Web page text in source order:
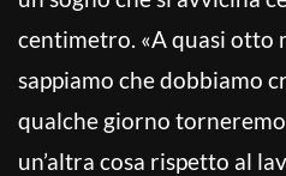
centimetro. «A quasi otto
sappiamo che dobbiamo
qualche giorno
un’altra cosa rispetto al